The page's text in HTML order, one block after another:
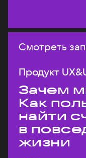
Смотреть
Продукт
Зачем
Как
найти
в
жизни